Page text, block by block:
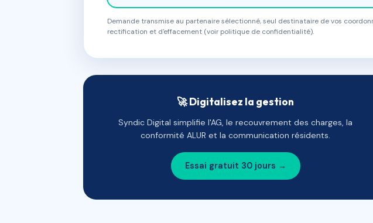
Demande transmise au partenaire sélectionné, seul destinataire de vos
rectification et d'effacement (voir politique de confidentialité).
🚀 Digitalisez la gestion
Syndic Digital simplifie l'AG, le recouvrement des charges, la
conformité ALUR et la communication résidents.
Essai gratuit 30 jours →